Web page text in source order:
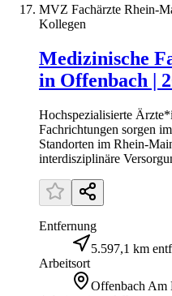
MVZ Fachärzte Rhein-
Kollegen
Medizinische
in Offenbach |
Hochspezialisierte
Fachrichtungen sorgen
Standorten im Rhein-
interdisziplinäre
Entfernung
5.597,1 km
Arbeitsort
Offenbach Am